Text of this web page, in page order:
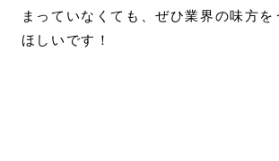
まっていなくても、ぜひ業界の味方を
ほしいです！